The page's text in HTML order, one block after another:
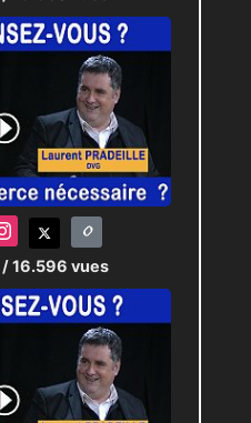
/ 16.596 vues